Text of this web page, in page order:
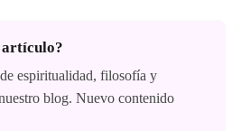
artículo?
espiritualidad, filosofía y
blog. Nuevo contenido